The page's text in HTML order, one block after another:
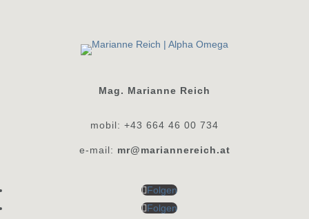
Mag. Marianne Reich
mobil: +43 664 46 00 734
e-mail: mr@mariannereich.at
Folgen
Folgen